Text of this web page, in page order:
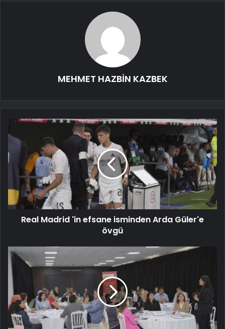
MEHMET HAZBİN KAZBEK
Real Madrid 'in efsane isminden Arda Güler'e
övgü